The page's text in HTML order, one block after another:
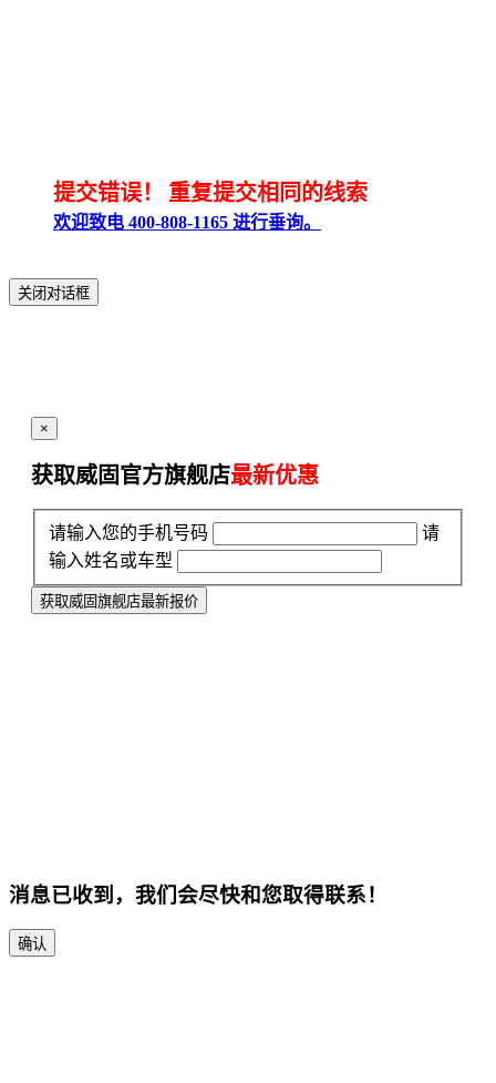
提交错误！ 重复提交相同的线索
欢迎致电 400-808-1165 进行垂询。
关闭对话框
×
获取威固官方旗舰店最新优惠
请输入您的手机号码
请
输入姓名或车型
获取威固旗舰店最新报价
消息已收到，我们会尽快和您取得联系！
确认